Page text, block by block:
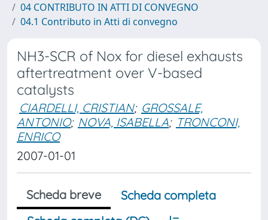
04 CONTRIBUTO IN ATTI DI CONVEGNO
04.1 Contributo in Atti di convegno
NH3-SCR of Nox for diesel exhausts
aftertreatment over V-based
catalysts
CIARDELLI, CRISTIAN; GROSSALE,
ANTONIO; NOVA, ISABELLA; TRONCONI,
ENRICO
2007-01-01
Scheda breve
Scheda completa